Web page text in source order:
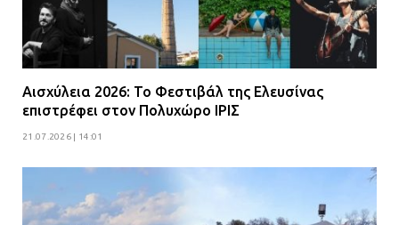
Αισχύλεια 2026: Το Φεστιβάλ της Ελευσίνας
επιστρέφει στον Πολυχώρο ΙΡΙΣ
21.07.2026 | 14:01